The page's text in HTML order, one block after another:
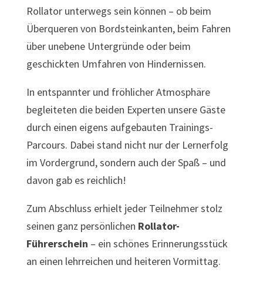
Rollator unterwegs sein können – ob beim
Überqueren von Bordsteinkanten, beim Fahren
über unebene Untergründe oder beim
geschickten Umfahren von Hindernissen.
In entspannter und fröhlicher Atmosphäre
begleiteten die beiden Experten unsere Gäste
durch einen eigens aufgebauten Trainings-
Parcours. Dabei stand nicht nur der Lernerfolg
im Vordergrund, sondern auch der Spaß – und
davon gab es reichlich!
Zum Abschluss erhielt jeder Teilnehmer stolz
seinen ganz persönlichen Rollator-
Führerschein – ein schönes Erinnerungsstück
an einen lehrreichen und heiteren Vormittag.